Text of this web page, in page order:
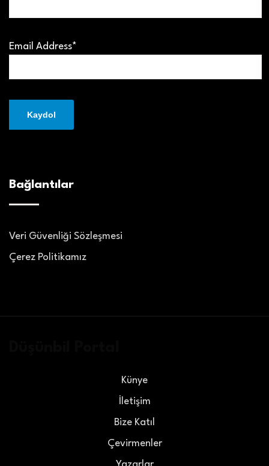
Email Address*
Bağlantılar
Veri Güvenliği Sözleşmesi
Çerez Politikamız
Künye
İletişim
Bize Katıl
Çevirmenler